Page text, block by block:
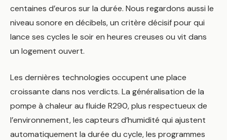
centaines d’euros sur la durée. Nous regardons aussi le
niveau sonore en décibels, un critère décisif pour qui
lance ses cycles le soir en heures creuses ou vit dans
un logement ouvert.
Les dernières technologies occupent une place
croissante dans nos verdicts. La généralisation de la
pompe à chaleur au fluide R290, plus respectueux de
l’environnement, les capteurs d’humidité qui ajustent
automatiquement la durée du cycle, les programmes